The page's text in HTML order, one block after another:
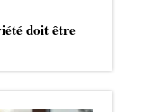
doit être